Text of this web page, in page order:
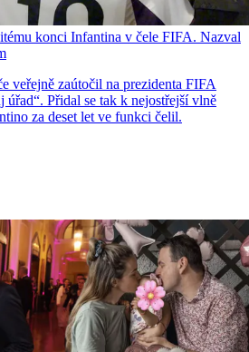
konci Infantina v čele FIFA. Nazval
veřejně zaútočil na prezidenta FIFA
úřad“. Přidal se tak k nejostřejší vlně
za deset let ve funkci čelil.